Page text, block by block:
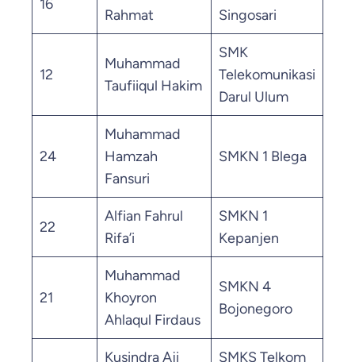
16
Rahmat
Singosari
12
Muhammad
Taufiiqul Hakim
SMK
Telekomunikasi
Darul Ulum
24
Muhammad
Hamzah
Fansuri
SMKN 1 Blega
22
Alfian Fahrul
Rifa’i
SMKN 1
Kepanjen
21
Muhammad
Khoyron
Ahlaqul Firdaus
SMKN 4
Bojonegoro
Kusindra Aji SMKS Telkom